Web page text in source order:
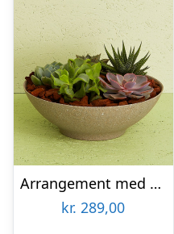
Arrangement med sukkulenter
kr. 289,00